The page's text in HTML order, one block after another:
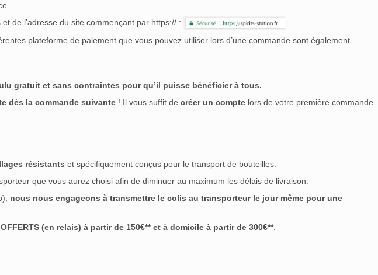
de l’adresse du site commençant par https:// :
plateforme de paiement que vous pouvez utiliser lors d’une commande sont également
gratuit et sans contraintes pour qu’il puisse bénéficier à tous.
dès la commande suivante ! Il vous suffit de créer un compte lors de votre première commande
résistants et spécifiquement conçus pour le transport de bouteilles.
que vous aurez choisi afin de diminuer au maximum les délais de livraison.
nous nous engageons à transmettre le colis au transporteur le jour même pour une
(en relais) à partir de 150€** et à domicile à partir de 300€**.